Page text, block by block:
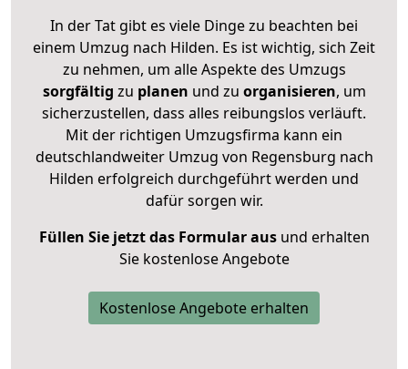
In der Tat gibt es viele Dinge zu beachten bei
einem Umzug nach Hilden. Es ist wichtig, sich Zeit
zu nehmen, um alle Aspekte des Umzugs
sorgfältig zu planen und zu organisieren, um
sicherzustellen, dass alles reibungslos verläuft.
Mit der richtigen Umzugsfirma kann ein
deutschlandweiter Umzug von Regensburg nach
Hilden erfolgreich durchgeführt werden und
dafür sorgen wir.
Füllen Sie jetzt das Formular ausund erhalten
Sie kostenlose Angebote
Kostenlose Angebote erhalten